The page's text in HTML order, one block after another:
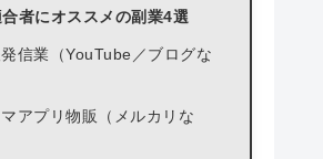
者にオススメの副業4選
信業（YouTube／ブログな
アプリ物販（メルカリな